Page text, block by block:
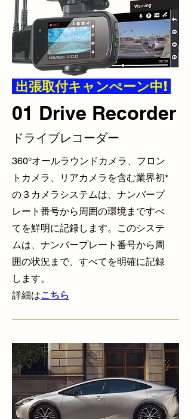
出張取付キャンぺーン中!
01 Drive Recorder
ドライブレコーダー
​360°オールラウンドカメラ、フロン
トカメラ、リアカメラを含む業界初*
の３カメラシステムは、ナンバープ
レート番号から周囲の環境まですべ
てを鮮明に記録します。このシステ
ムは、ナンバープレート番号から周
囲の状況まで、すべてを明確に記録
します。
詳細はこちら